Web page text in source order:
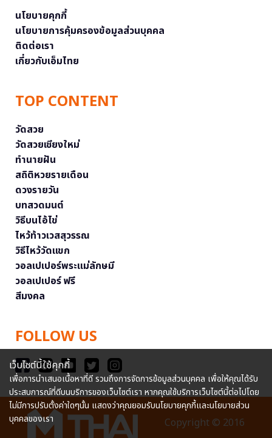
นโยบายคุกกี้
นโยบายการคุ้มครองข้อมูลส่วนบุคคล
ติดต่อเรา
เกี่ยวกับเอ็มไทย
TOP CONTENT
วัดสวย
วัดสวยเชียงใหม่
ทำนายฝัน
สถิติหวยรายเดือน
ดวงรายวัน
บทสวดมนต์
วิธีบนไอ้ไข่
ไหว้ท้าวเวสสุวรรณ
วิธีไหว้วัดแขก
วอลเปเปอร์พระแม่ลักษมี
วอลเปเปอร์ ฟรี
สีมงคล
FOLLOW US
Copyright © 2016
เว็บไซต์นี้ใช้คุกกี้
เพื่อการนำเสนอเนื้อหาที่ดี รวมถึงการจัดการข้อมูลส่วนบุคคล เพื่อให้คุณได้รับ
ประสบการณ์ที่ดีบนบริการของเว็บไซต์เรา หากคุณใช้บริการเว็บไซต์นี้ต่อไปโดย
ไม่มีการปรับตั้งค่าใดๆนั้น แสดงว่าคุณยอมรับนโยบายคุกกี้และนโยบายส่วน
บุคคลของเรา